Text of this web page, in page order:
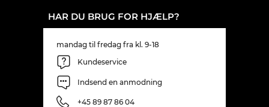
HAR DU BRUG FOR HJÆLP?
mandag til fredag fra kl. 9-18
Kundeservice
Indsend en anmodning
+45 89 87 86 04